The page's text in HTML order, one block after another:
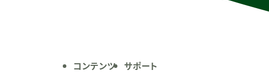
コンテンツ サポート